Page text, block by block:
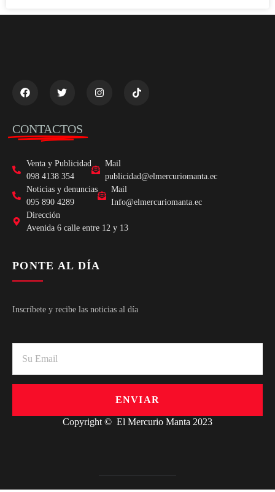
CONTACTOS
Venta y Publicidad
098 4138 354
Mail
publicidad@elmercuriomanta.ec
Noticias y denuncias
095 890 4289
Mail
Info@elmercuriomanta.ec
Dirección
Avenida 6 calle entre 12 y 13
PONTE AL DÍA
Inscríbete y recibe las noticias al día
ENVIAR
Copyright © El Mercurio Manta 2023